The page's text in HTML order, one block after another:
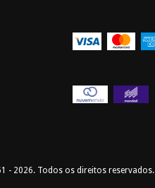
- 2026. Todos os direitos reservados.